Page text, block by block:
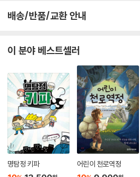
배송/반품/교환 안내
이 분야 베스트셀러
명탐정 키파 어린이 천로역정